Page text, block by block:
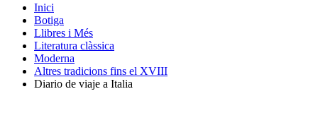
Inici
Botiga
Llibres i Més
Literatura clàssica
Moderna
Altres tradicions fins el XVIII
Diario de viaje a Italia